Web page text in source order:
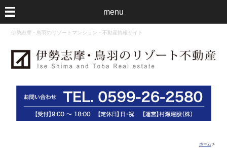
menu
伊勢志摩・鳥羽のリゾートマンション・不動産情報サイト
ホーム>